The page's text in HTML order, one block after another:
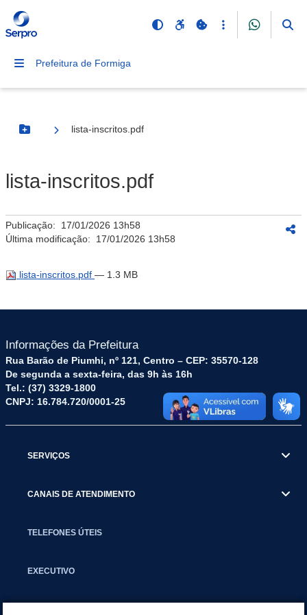
Prefeitura de Formiga
Botão Menu
lista-inscritos.pdf
lista-inscritos.pdf
Publicação: 17/01/2026 13h58
Última modificação: 17/01/2026 13h58
lista-inscritos.pdf — 1.3 MB
Informações da Prefeitura
Rua Barão de Piumhi, nº 121, Centro – CEP: 35570-128
De segunda a sexta-feira, das 9h às 16h
Tel.: (37) 3329-1800
CNPJ: 16.784.720/0001-25
SERVIÇOS
CANAIS DE ATENDIMENTO
TELEFONES ÚTEIS
EXECUTIVO